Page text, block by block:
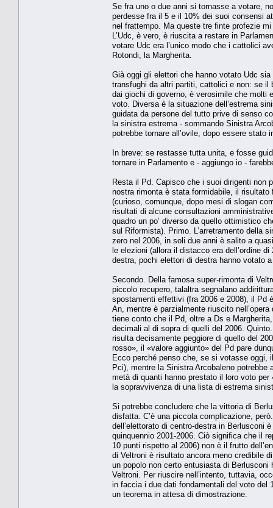
Se fra uno o due anni si tornasse a votare,
perdesse fra il 5 e il 10% dei suoi consensi
nel frattempo. Ma queste tre finte profezie
L’Udc, è vero, è riuscita a restare in
votare Udc era l’unico modo che i cattolici
Rotondi, la Margherita.
Già oggi gli elettori che hanno votato Udc
transfughi da altri partiti, cattolici e non: se il
dai giochi di governo, è verosimile che molti
voto. Diversa è la situazione dell’estrema
guidata da persone del tutto prive di senso
la sinistra estrema - sommando Sinistra
potrebbe tornare all’ovile, dopo essere stato
In breve: se restasse tutta unita, e fosse
tornare in Parlamento e - aggiungo io -
Resta il Pd. Capisco che i suoi dirigenti non
nostra rimonta è stata formidabile, il
(curioso, comunque, dopo mesi di slogan
risultati di alcune consultazioni
quadro un po’ diverso da quello ottimistico
sul Riformista). Primo. L’arretramento della
zero nel 2006, in soli due anni è salito a
le elezioni (allora il distacco era dell’ordine
destra, pochi elettori di destra hanno votato
Secondo. Della famosa super-rimonta di
piccolo recupero, talaltra segnalano
spostamenti effettivi (fra 2006 e 2008), il Pd
An, mentre è parzialmente riuscito
tiene conto che il Pd, oltre a Ds e
decimali al di sopra di quelli del 2006.
risulta decisamente peggiore di quello del
rosso», il «valore aggiunto» del Pd pare
Ecco perché penso che, se si votasse oggi,
Pci), mentre la Sinistra Arcobaleno
metà di quanti hanno prestato il loro voto
la sopravvivenza di una lista di estrema
Si potrebbe concludere che la vittoria di
disfatta. C’è una piccola complicazione,
dell’elettorato di centro-destra in Berlusconi
quinquennio 2001-2006. Ciò significa che il
10 punti rispetto al 2006) non è il frutto
di Veltroni è risultato ancora meno credibile
un popolo non certo entusiasta di
Veltroni. Per riuscire nell’intento, tuttavia,
in faccia i due dati fondamentali del voto del
un teorema in attesa di dimostrazione.